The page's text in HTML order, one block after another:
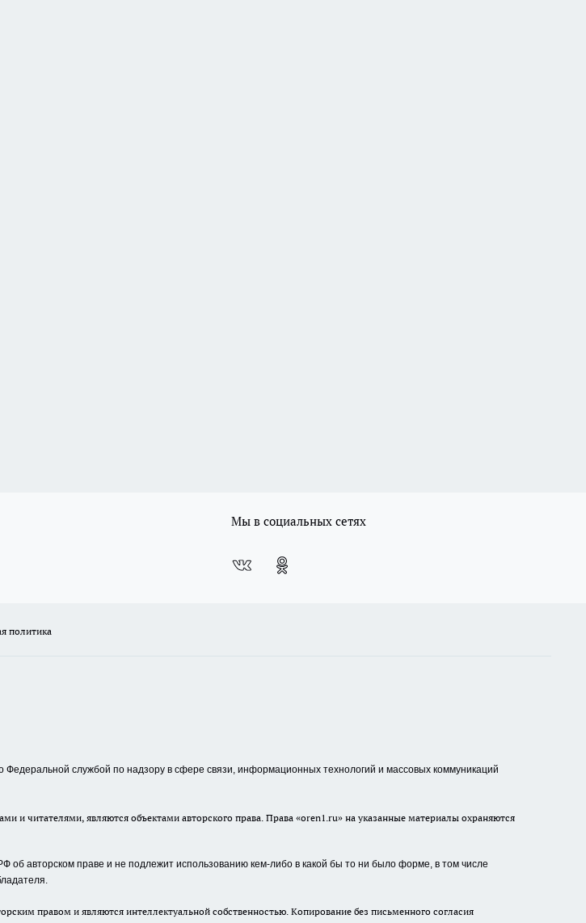
Мы в социальных сетях
политика
Федеральной службой по надзору в сфере связи, информационных технологий и массовых коммуникаций
читателями, являются объектами авторского права. Права «oren1.ru» на указанные материалы охраняются
авторском праве и не подлежит использованию кем-либо в какой бы то ни было форме, в том числе
правом и являются интеллектуальной собственностью. Копирование без письменного согласия